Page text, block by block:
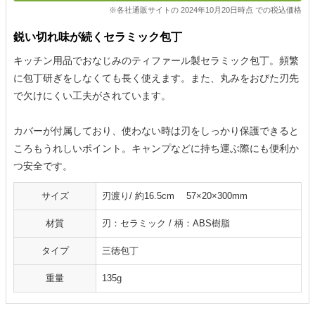
※各社通販サイトの 2024年10月20日時点 での税込価格
鋭い切れ味が続くセラミック包丁
キッチン用品でおなじみのティファール製セラミック包丁。頻繁
に包丁研ぎをしなくても長く使えます。また、丸みをおびた刃先
で欠けにくい工夫がされています。
カバーが付属しており、使わない時は刃をしっかり保護できると
ころもうれしいポイント。キャンプなどに持ち運ぶ際にも便利か
つ安全です。
サイズ 刃渡り/ 約16.5cm 57×20×300mm
材質 刃：セラミック / 柄：ABS樹脂
タイプ 三徳包丁
重量 135g